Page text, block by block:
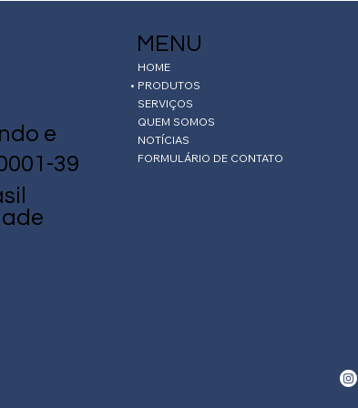
e
39
MENU
HOME
PRODUTOS
SERVIÇOS
QUEM SOMOS
NOTÍCIAS
FORMULÁRIO DE CONTATO